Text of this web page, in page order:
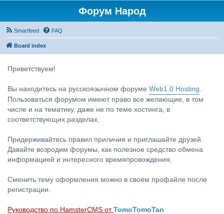
Форум Народ
Smartfeed FAQ
Board index
Приветствуем!
Вы находитесь на русскоязычном форуме Web1.0 Hosting.
Пользоваться форумом имеют право все желающие, в том
числе и на тематику, даже не по теме хостинга, в
соответствующих разделах.
Придерживайтесь правил приличия и приглашайте друзей.
Давайте возродим форумы, как полезное средство обмена
информацией и интересного времяпровождения.
Сменить тему оформления можно в своём профайле после
регистрации.
Руководство по HamsterCMS от TomoTomoTan